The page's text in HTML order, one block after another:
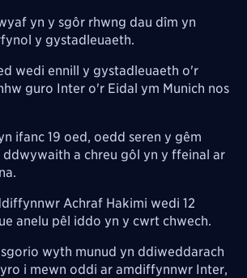
yn y sgôr rhwng dau dîm yn
y gystadleuaeth.
wedi ennill y gystadleuaeth o'r
guro Inter o'r Eidal ym Munich nos
ifanc 19 oed, oedd seren y gêm
a chreu gôl yn y ffeinal ar
Achraf Hakimi wedi 12
anelu pêl iddo yn y cwrt chwech.
wyth munud yn ddiweddarach
i mewn oddi ar amdiffynnwr Inter,